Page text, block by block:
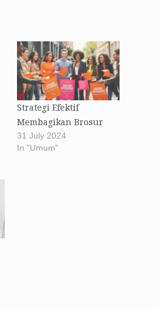
Strategi Efektif
Membagikan Brosur
31 July 2024
In "Umum"